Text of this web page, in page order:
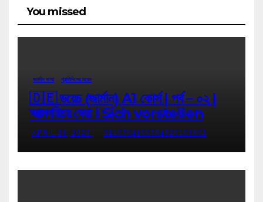
You missed
জার্মান ভাষা প্রতিদিনের ডয়েচ
🇩🇪 ডয়েচ (জার্মান) A1 কোর্স | পর্ব – ০২ |
আত্মপরিচয় দেয়া l Sich vorstellen
APRIL 28, 2026 S116764866594926163902